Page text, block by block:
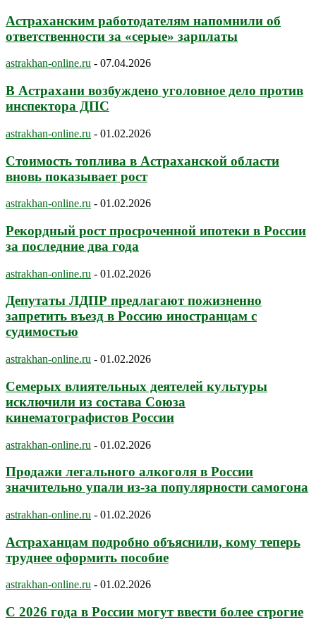
Астраханским работодателям напомнили об
ответственности за «серые» зарплаты
astrakhan-online.ru - 07.04.2026
В Астрахани возбуждено уголовное дело против
инспектора ДПС
astrakhan-online.ru - 01.02.2026
Стоимость топлива в Астраханской области
вновь показывает рост
astrakhan-online.ru - 01.02.2026
Рекордный рост просроченной ипотеки в России
за последние два года
astrakhan-online.ru - 01.02.2026
Депутаты ЛДПР предлагают пожизненно
запретить въезд в Россию иностранцам с
судимостью
astrakhan-online.ru - 01.02.2026
Семерых влиятельных деятелей культуры
исключили из состава Союза
кинематографистов России
astrakhan-online.ru - 01.02.2026
Продажи легального алкоголя в России
значительно упали из-за популярности самогона
astrakhan-online.ru - 01.02.2026
Астраханцам подробно объяснили, кому теперь
труднее оформить пособие
astrakhan-online.ru - 01.02.2026
С 2026 года в России могут ввести более строгие